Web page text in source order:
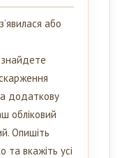
або
додаткову
обліковий
Опишіть
та вкажіть усі